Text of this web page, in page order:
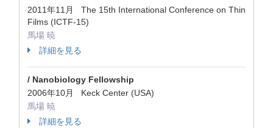
2011年11月 The 15th International Conference on Thin
Films (ICTF-15)
馬場 暁
詳細を見る
/ Nanobiology Fellowship
2006年10月 Keck Center (USA)
馬場 暁
詳細を見る